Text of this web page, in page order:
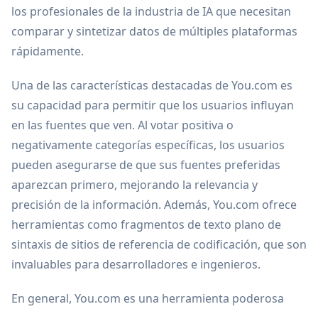
los profesionales de la industria de IA que necesitan
comparar y sintetizar datos de múltiples plataformas
rápidamente.
Una de las características destacadas de You.com es
su capacidad para permitir que los usuarios influyan
en las fuentes que ven. Al votar positiva o
negativamente categorías específicas, los usuarios
pueden asegurarse de que sus fuentes preferidas
aparezcan primero, mejorando la relevancia y
precisión de la información. Además, You.com ofrece
herramientas como fragmentos de texto plano de
sintaxis de sitios de referencia de codificación, que son
invaluables para desarrolladores e ingenieros.
En general, You.com es una herramienta poderosa